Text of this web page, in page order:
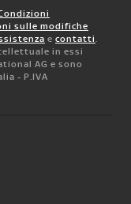
sulle modifiche
e contatti.
in essi
AG e sono
- P.IVA